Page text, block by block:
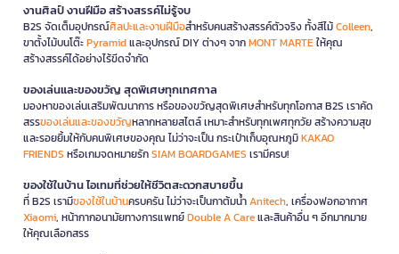
งานศิลป์ งานฝีมือ สร้างสรรค์ไม่รู้จบ
B2S จัดเต็มอุปกรณ์ศิลปะและงานฝีมือสำหรับคนสร้างสรรค์ตัวจริง ทั้งสีไม้Colleen,
ขาตั้งไม้บนโต๊ะPyramidและอุปกรณ์ DIY ต่างๆ จากMONT MARTEให้คุณ
สร้างสรรค์ได้อย่างไร้ขีดจำกัด
ของเล่นและของขวัญ สุดพิเศษทุกเทศกาล
มองหาของเล่นเสริมพัฒนาการ หรือของขวัญสุดพิเศษสำหรับทุกโอกาส B2S เราคัด
สรรของเล่นและของขวัญหลากหลายสไตล์ เหมาะสำหรับทุกเพศทุกวัย สร้างความสุข
และรอยยิ้มให้กับคนพิเศษของคุณ ไม่ว่าจะเป็น กระเป๋าเก็บอุณหภูมิKAKAO
FRIENDS หรือเกมจดหมายรักSIAM BOARDGAMES เรามีครบ!
ของใช้ในบ้าน ไอเทมที่ช่วยให้ชีวิตสะดวกสบายขึ้น
ที่ B2S เรามีของใช้ในบ้านครบครัน ไม่ว่าจะเป็นกาต้มน้ำAnitech, เครื่องฟอกอากาศ
Xiaomi, หน้ากากอนามัยทางการแพทย์Double A Careและสินค้าอื่น ๆ อีกมากมาย
ให้คุณเลือกสรร